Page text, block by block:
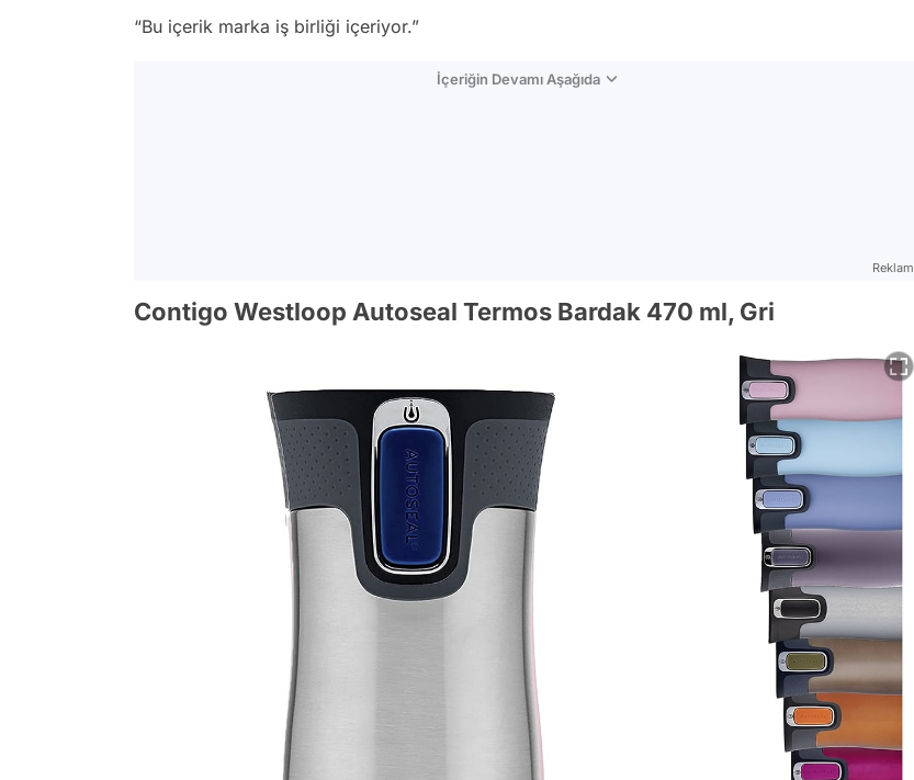
“Bu içerik marka iş birliği içeriyor.”
İçeriğin Devamı Aşağıda
Reklam
Contigo Westloop Autoseal Termos Bardak 470 ml, Gri